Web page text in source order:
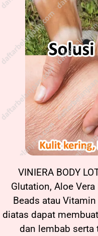
VINIERA BODY
Glutation, Aloe Vera
Beads atau
diatas dapat
dan lembab serta